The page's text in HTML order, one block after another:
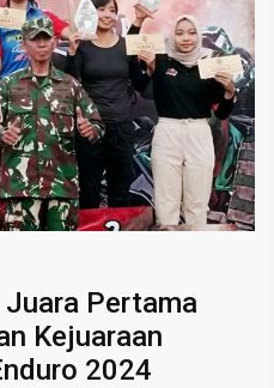
Pertama
Kejuaraan
2024